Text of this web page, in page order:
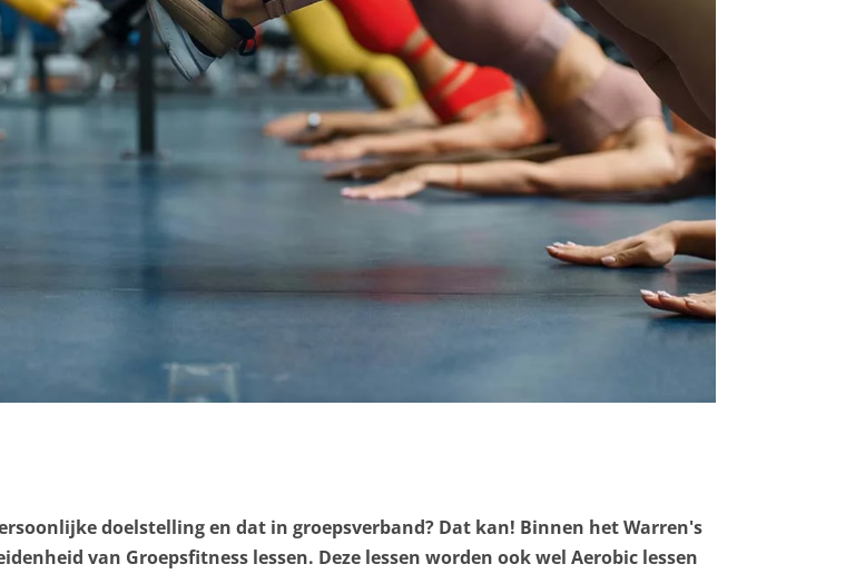
doelstelling en dat in groepsverband? Dat kan! Binnen het Warren's
van Groepsfitness lessen. Deze lessen worden ook wel Aerobic lessen